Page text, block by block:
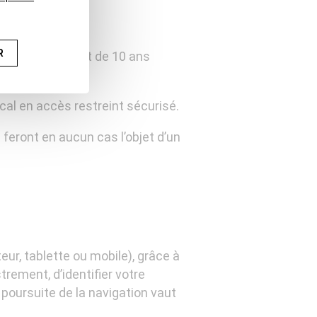
données est de 10 ans
en accès restreint sécurisé.
en aucun cas l’objet d’un
tablette ou mobile), grâce à
d’identifier votre
de la navigation vaut